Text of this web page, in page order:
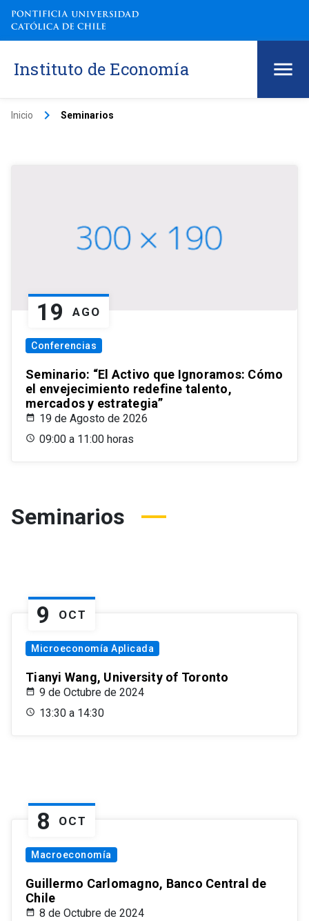
Instituto de Economía
Inicio keyboard_arrow_right Seminarios
19 AGO
Conferencias
Seminario: “El Activo que Ignoramos: Cómo
el envejecimiento redefine talento,
mercados y estrategia”
19 de Agosto de 2026
09:00 a 11:00 horas
Seminarios
9 OCT
Microeconomía Aplicada
Tianyi Wang, University of Toronto
9 de Octubre de 2024
13:30 a 14:30
8 OCT
Macroeconomía
Guillermo Carlomagno, Banco Central de
Chile
8 de Octubre de 2024